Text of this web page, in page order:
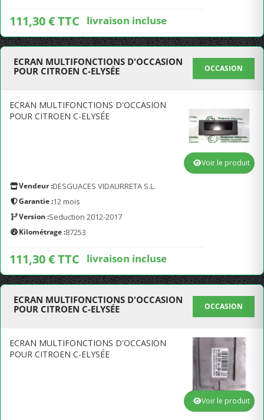
111,30 € TTC livraison incluse
ECRAN MULTIFONCTIONS D'OCCASION
POUR CITROEN C-ELYSÉE
OCCASION
ECRAN MULTIFONCTIONS D'OCCASION
POUR CITROEN C-ELYSÉE
Vendeur :DESGUACES VIDAURRETA S.L.
Garantie :12 mois
Version :Seduction 2012-2017
Kilométrage :87253
111,30 € TTC livraison incluse
Voir le produit
ECRAN MULTIFONCTIONS D'OCCASION
POUR CITROEN C-ELYSÉE
OCCASION
ECRAN MULTIFONCTIONS D'OCCASION
POUR CITROEN C-ELYSÉE
Voir le produit